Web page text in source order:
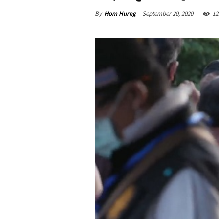
By Hom Hurng September 20, 2020